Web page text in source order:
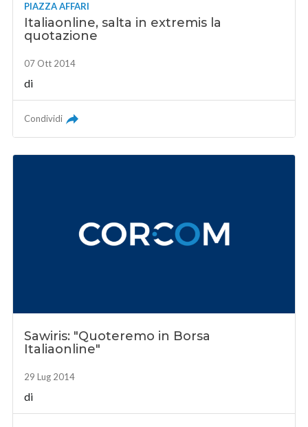
PIAZZA AFFARI
Italiaonline, salta in extremis la
quotazione
07 Ott 2014
di
Condividi
Sawiris: "Quoteremo in Borsa
Italiaonline"
29 Lug 2014
di